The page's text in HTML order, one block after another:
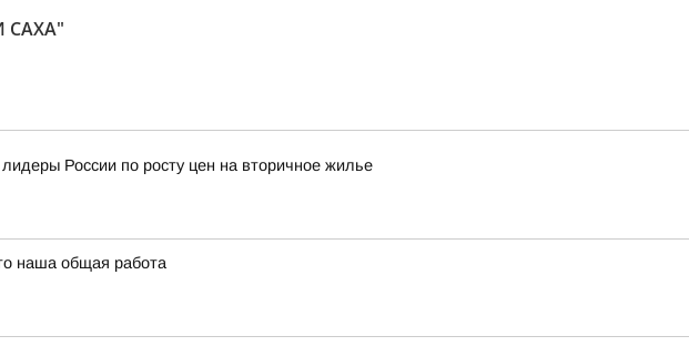
САХА"
России по росту цен на вторичное жилье
наша общая работа